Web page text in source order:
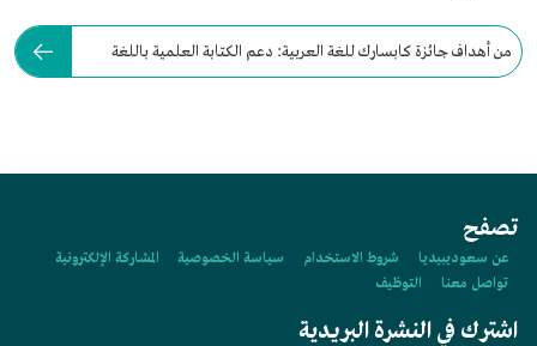
من أهداف جائزة كابسارك للغة العربية: دعم الكتابة العلمية باللغة
تصفح
عن سعوديبيديا شروط الاستخدام سياسة الخصوصية
المشاركة الإلكترونية
تواصل معنا
التوظيف
اشترك في النشرة البريدية